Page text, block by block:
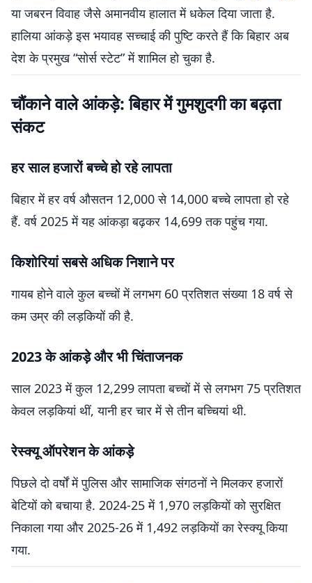
या जबरन विवाह जैसे अमानवीय हालात में धकेल दिया जाता है.
हालिया आंकड़े इस भयावह सच्चाई की पुष्टि करते हैं कि बिहार अब
देश के प्रमुख “सोर्स स्टेट” में शामिल हो चुका है.
चौंकाने वाले आंकड़े: बिहार में गुमशुदगी का बढ़ता
संकट
हर साल हजारों बच्चे हो रहे लापता
बिहार में हर वर्ष औसतन 12,000 से 14,000 बच्चे लापता हो रहे
हैं. वर्ष 2025 में यह आंकड़ा बढ़कर 14,699 तक पहुंच गया.
किशोरियां सबसे अधिक निशाने पर
गायब होने वाले कुल बच्चों में लगभग 60 प्रतिशत संख्या 18 वर्ष से
कम उम्र की लड़कियों की है.
2023 के आंकड़े और भी चिंताजनक
साल 2023 में कुल 12,299 लापता बच्चों में से लगभग 75 प्रतिशत
केवल लड़कियां थीं, यानी हर चार में से तीन बच्चियां थी.
रेस्क्यू ऑपरेशन के आंकड़े
पिछले दो वर्षों में पुलिस और सामाजिक संगठनों ने मिलकर हजारों
बेटियों को बचाया है. 2024-25 में 1,970 लड़कियों को सुरक्षित
निकाला गया और 2025-26 में 1,492 लड़कियों का रेस्क्यू किया
गया.